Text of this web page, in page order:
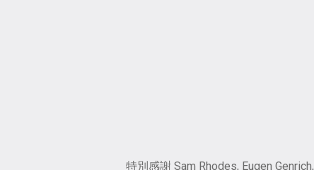
特別感謝 Sam Rhodes, Eugen Genrich,